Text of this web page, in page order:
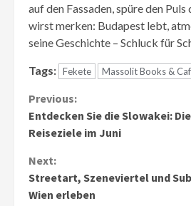
auf den Fassaden, spüre den Puls
wirst merken: Budapest lebt,
seine Geschichte – Schluck für
Tags: Fekete Massolit Books &
Continue
Reading
Previous:
Entdecken Sie die Slowakei:
Reiseziele im Juni
Next:
Streetart, Szeneviertel und
Wien erleben